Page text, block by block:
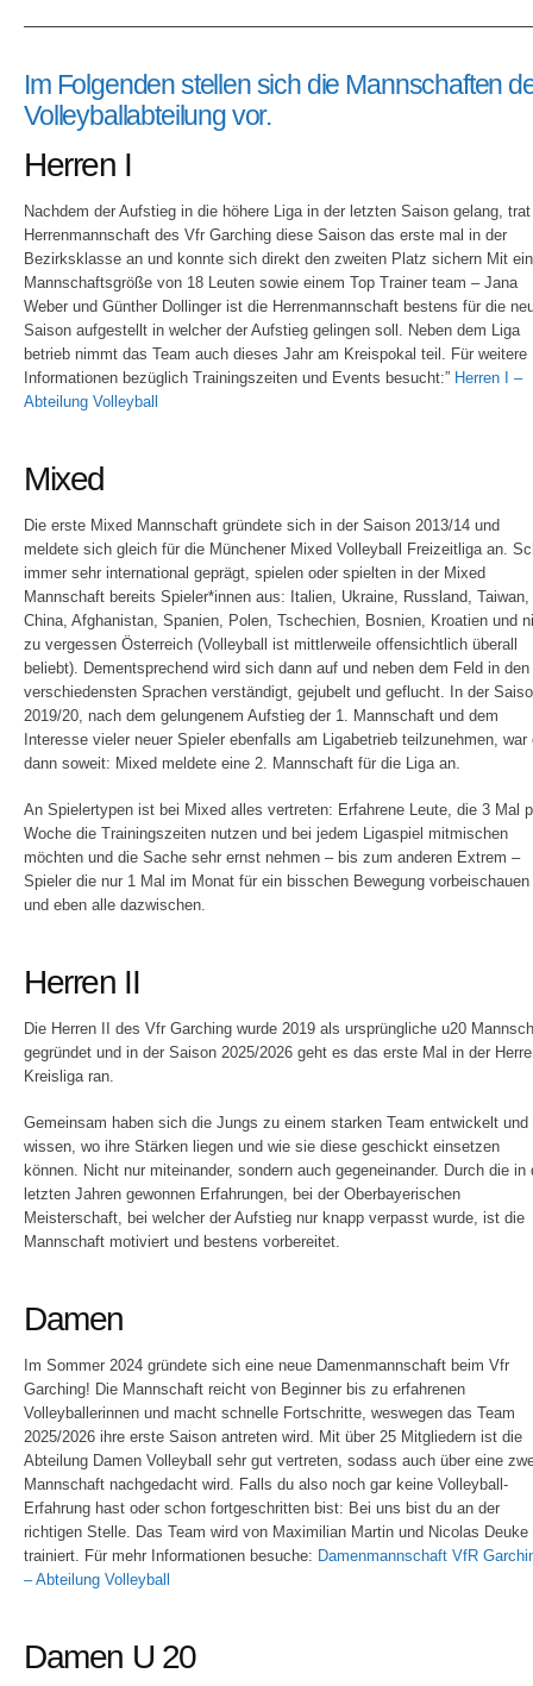
Im Folgenden stellen sich die Mannschaften
Volleyballabteilung vor.
Herren I
Nachdem der Aufstieg in die höhere Liga in der letzten Saison gelang,
Herrenmannschaft des Vfr Garching diese Saison das erste mal in der
Bezirksklasse an und konnte sich direkt den zweiten Platz sichern Mit
Mannschaftsgröße von 18 Leuten sowie einem Top Trainer team – Jana
Weber und Günther Dollinger ist die Herrenmannschaft bestens für die
Saison aufgestellt in welcher der Aufstieg gelingen soll. Neben dem Liga
betrieb nimmt das Team auch dieses Jahr am Kreispokal teil. Für weitere
Informationen bezüglich Trainingszeiten und Events besucht:” Herren I –
Abteilung Volleyball
Mixed
Die erste Mixed Mannschaft gründete sich in der Saison 2013/14 und
meldete sich gleich für die Münchener Mixed Volleyball Freizeitliga an.
immer sehr international geprägt, spielen oder spielten in der Mixed
Mannschaft bereits Spieler*innen aus: Italien, Ukraine, Russland, Taiwan,
China, Afghanistan, Spanien, Polen, Tschechien, Bosnien, Kroatien und
zu vergessen Österreich (Volleyball ist mittlerweile offensichtlich überall
beliebt). Dementsprechend wird sich dann auf und neben dem Feld in den
verschiedensten Sprachen verständigt, gejubelt und geflucht. In der
2019/20, nach dem gelungenem Aufstieg der 1. Mannschaft und dem
Interesse vieler neuer Spieler ebenfalls am Ligabetrieb teilzunehmen, war
dann soweit: Mixed meldete eine 2. Mannschaft für die Liga an.
An Spielertypen ist bei Mixed alles vertreten: Erfahrene Leute, die 3 Mal
Woche die Trainingszeiten nutzen und bei jedem Ligaspiel mitmischen
möchten und die Sache sehr ernst nehmen – bis zum anderen Extrem –
Spieler die nur 1 Mal im Monat für ein bisschen Bewegung vorbeischauen
und eben alle dazwischen.
Herren II
Die Herren II des Vfr Garching wurde 2019 als ursprüngliche u20
gegründet und in der Saison 2025/2026 geht es das erste Mal in der
Kreisliga ran.
Gemeinsam haben sich die Jungs zu einem starken Team entwickelt und
wissen, wo ihre Stärken liegen und wie sie diese geschickt einsetzen
können. Nicht nur miteinander, sondern auch gegeneinander. Durch die in
letzten Jahren gewonnen Erfahrungen, bei der Oberbayerischen
Meisterschaft, bei welcher der Aufstieg nur knapp verpasst wurde, ist die
Mannschaft motiviert und bestens vorbereitet.
Damen
Im Sommer 2024 gründete sich eine neue Damenmannschaft beim Vfr
Garching! Die Mannschaft reicht von Beginner bis zu erfahrenen
Volleyballerinnen und macht schnelle Fortschritte, weswegen das Team
2025/2026 ihre erste Saison antreten wird. Mit über 25 Mitgliedern ist die
Abteilung Damen Volleyball sehr gut vertreten, sodass auch über eine
Mannschaft nachgedacht wird. Falls du also noch gar keine Volleyball-
Erfahrung hast oder schon fortgeschritten bist: Bei uns bist du an der
richtigen Stelle. Das Team wird von Maximilian Martin und Nicolas Deuke
trainiert. Für mehr Informationen besuche: Damenmannschaft VfR
– Abteilung Volleyball
Damen U 20